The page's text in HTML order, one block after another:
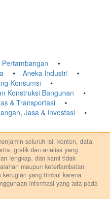
Pertambangan
Aneka Industri
Konsumsi
Konstruksi Bangunan
& Transportasi
Jasa & Investasi
seluruh isi, konten, data,
grafik dan analisa yang
lengkap, dan kami tidak
maupun keterlambatan
yang timbul karena
informasi yang ada pada